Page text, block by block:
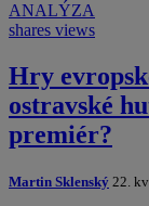
ANALÝZA
shares views
Hry
ostravské
premiér?
Martin Sklenský 22.